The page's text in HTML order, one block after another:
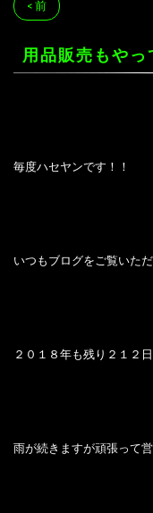
< 前
用品販売もやっ
毎度ハセヤンです！！
いつもブログをご覧いた
２０１８年も残り２１２
雨が続きますが頑張って